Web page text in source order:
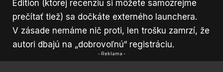
Edition (ktorej recenziu si môžete samozrejme
prečítať tiež) sa dočkáte externého launchera.
V zásade nemáme nič proti, len trošku zamrzí, že
autori dbajú na „dobrovoľnú“ registráciu.
- Reklama -